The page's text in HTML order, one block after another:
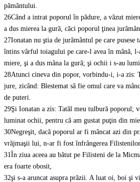
pământului.
26Când a intrat poporul în pădure, a văzut
a dus mierea la gură, căci poporul ţinea
27Ionatan nu ştia de jurământul pe care pusese
întins vârful toiagului pe care-l avea în mână,
miere, şi a dus mâna la gură; şi ochii i s-au
28Atunci cineva din popor, vorbindu-i, i-a zis:
jure, zicând: Blestemat să fie omul care va
de puteri.
29Şi Ionatan a zis: Tatăl meu tulbură poporul;
luminat ochii, pentru că am gustat puţin din
30Negreşit, dacă poporul ar fi mâncat azi din
vrăjmaşii lui, n-ar fi fost înfrângerea
31În ziua aceea au bătut pe Filisteni de la
era foarte obosit,
32şi s-a aruncat asupra prăzii. A luat oi, boi şi